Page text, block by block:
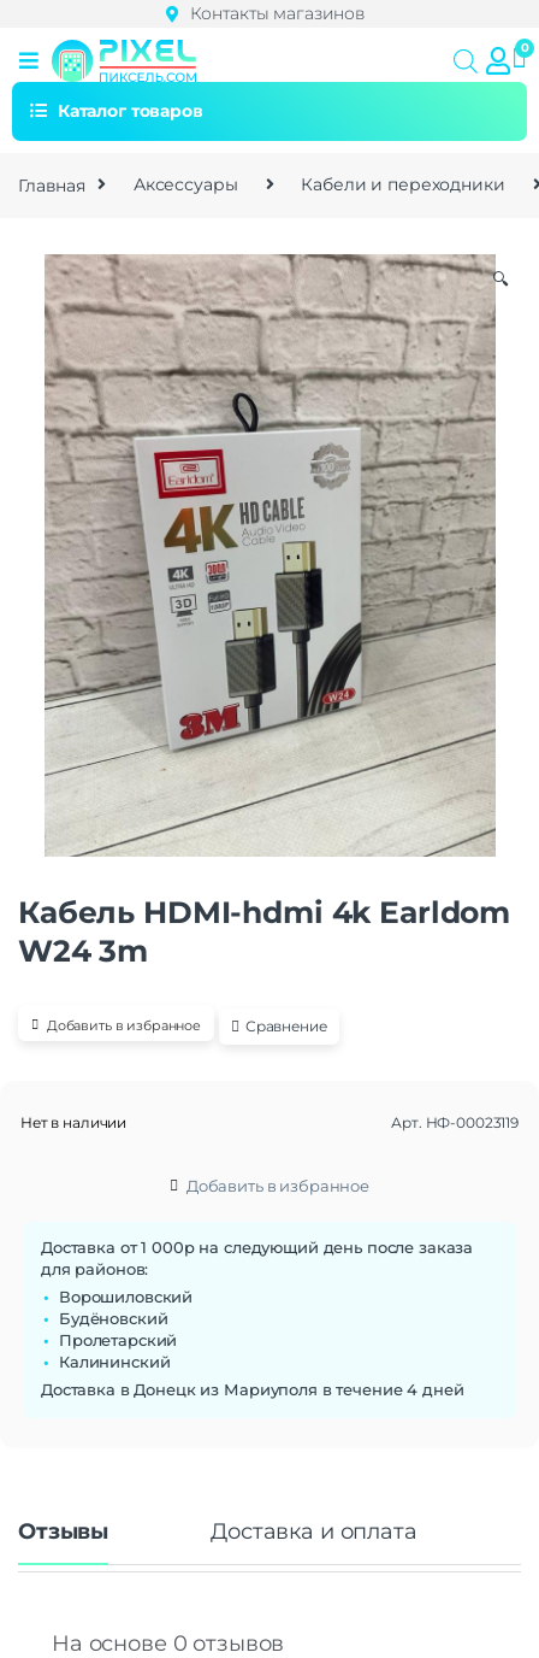
Контакты магазинов
Каталог товаров
Главная Аксессуары Кабели и переходники
🔍
Кабель HDMI-hdmi 4k Earldom
W24 3m
Добавить в избранное Сравнение
Нет в наличии Арт. НФ-00023119
Добавить в избранное
Доставка от 1 000р на следующий день после заказа
для районов:
Ворошиловский
Будёновский
Пролетарский
Калининский
Доставка в Донецк из Мариуполя в течение 4 дней
Отзывы Доставка и оплата
На основе 0 отзывов